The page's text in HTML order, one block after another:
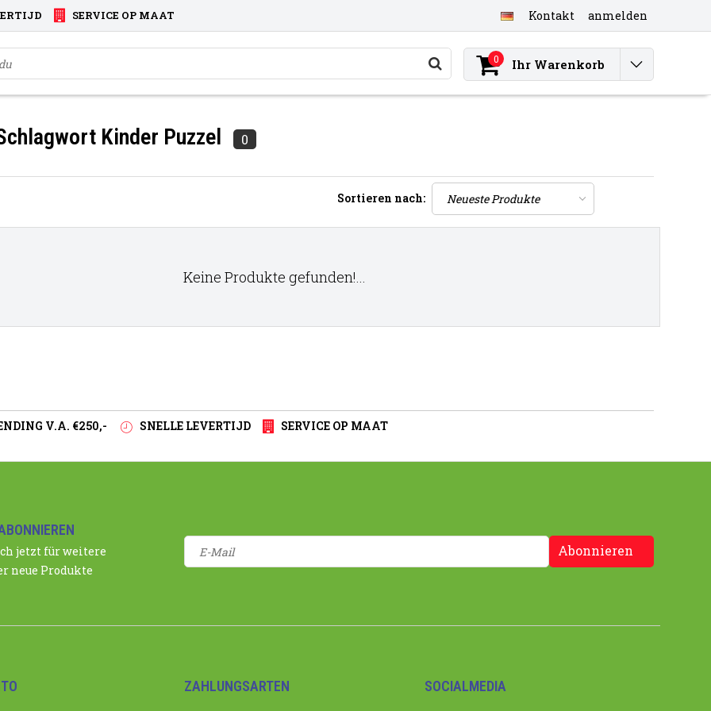
SERVICE OP MAAT Kontakt anmelden
0 Ihr Warenkorb
Kinder Puzzel 0
Sortieren nach:
Keine Produkte gefunden!...
V.A. €250,- SNELLE LEVERTIJD SERVICE OP MAAT
jetzt für weitere
neue Produkte
Abonnieren
ZAHLUNGSARTEN SOCIALMEDIA